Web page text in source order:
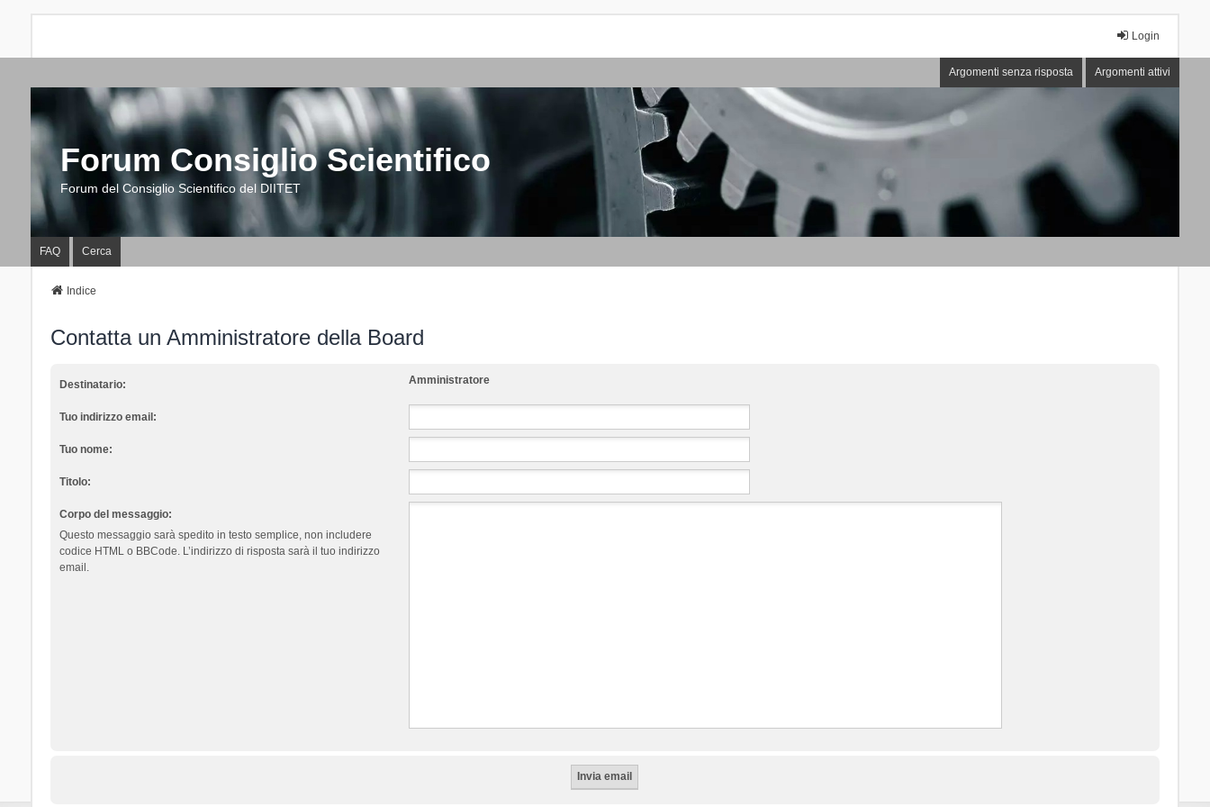
Login
Argomenti senza risposta Argomenti attivi
Forum Consiglio Scientifico
Forum del Consiglio Scientifico del DIITET
FAQ Cerca
Indice
Contatta un Amministratore della Board
Destinatario: Amministratore
Tuo indirizzo email:
Tuo nome:
Titolo:
Corpo del messaggio:
Questo messaggio sarà spedito in testo semplice, non includere
codice HTML o BBCode. L’indirizzo di risposta sarà il tuo indirizzo
email.